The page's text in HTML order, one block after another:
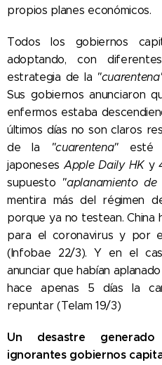
propios planes económicos.
Todos los gobiernos
adoptando, con
estrategia de la
Sus gobiernos anunciaron
enfermos estaba
últimos días no son claros
de la
"cuarentena"esté
japonesesApple Daily HKy
supuesto "aplanamiento
mentira más del régimen
porque ya no testean. China
para el coronavirus y por
(Infobae 22/3). Y en el
anunciar que habían
hace apenas 5 días la
repuntar (Telam 19/3)
Un desastre
ignorantes gobiernos